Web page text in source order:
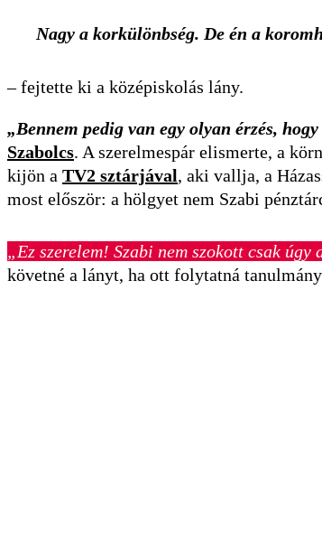
Nagy a korkülönbség. De én a
– fejtette ki a középiskolás lány.
„Bennem pedig van egy olyan érzés,
Szabolcs. A szerelmespár elismerte, a
kijön a TV2 sztárjával, aki vallja, a
most először: a hölgyet nem Szabi
„Ez szerelem! Szabi nem szokott csak
követné a lányt, ha ott folytatná